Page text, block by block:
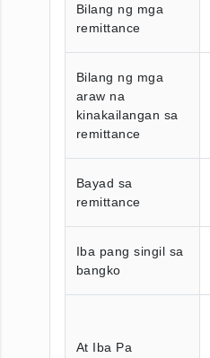
Bilang ng mga
remittance
Bilang ng mga
araw na
kinakailangan sa
remittance
Bayad sa
remittance
Iba pang singil sa
bangko
At Iba Pa